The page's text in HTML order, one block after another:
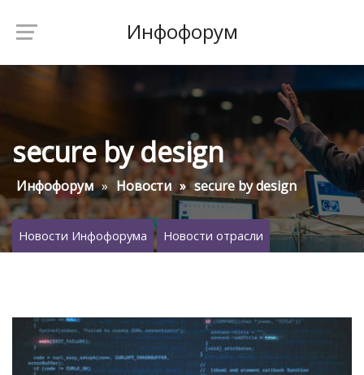
Инфофорум
secure by design
Инфофорум Новости secure by design
Новости Инфофорума Новости отрасли